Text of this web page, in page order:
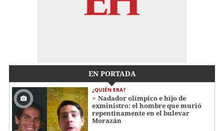
EN PORTADA
¿QUIÉN ERA?
Nadador olímpico e hijo de
exministro: el hombre que murió
repentinamente en el bulevar
Morazán